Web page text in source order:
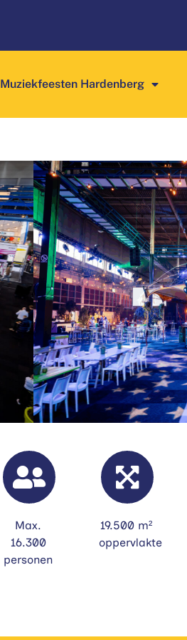
Muziekfeesten Hardenberg
Max.
16.300
personen
19.500 m²
oppervlakte